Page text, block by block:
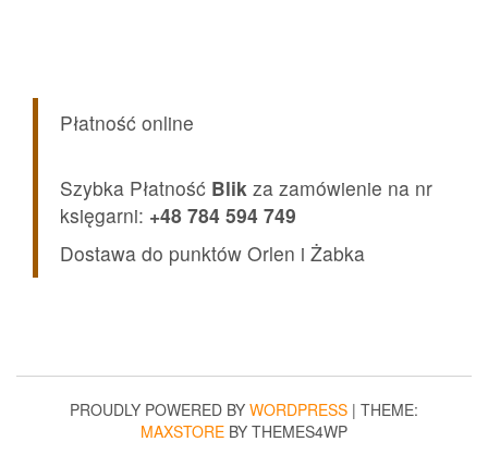
Płatność online
Szybka Płatność Blik za zamówienie na nr
księgarni: +48 784 594 749
Dostawa do punktów Orlen i Żabka
PROUDLY POWERED BY WORDPRESS | THEME:
MAXSTORE BY THEMES4WP